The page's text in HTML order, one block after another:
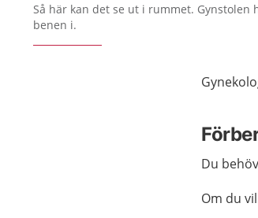
Så här kan det se ut i rummet. Gynstolen
benen i.
Du
Om du